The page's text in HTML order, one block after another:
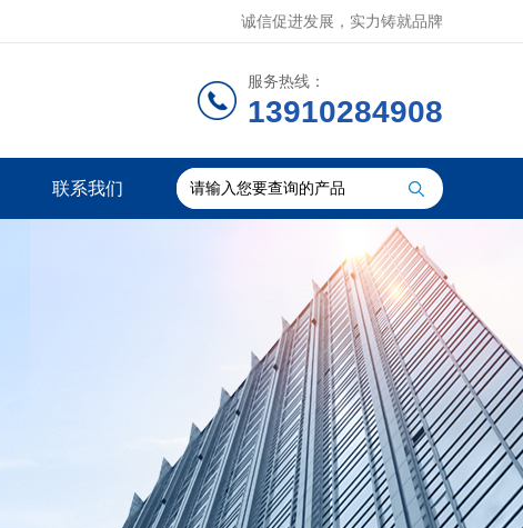
诚信促进发展，实力铸就品牌
服务热线：
13910284908
联系我们